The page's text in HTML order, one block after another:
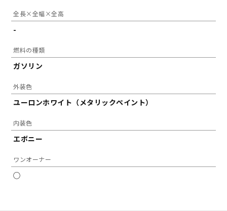
全長×全幅×全高
-
燃料の種類
ガソリン
外装色
ユーロンホワイト（メタリックペイント）
内装色
エボニー
ワンオーナー
◯